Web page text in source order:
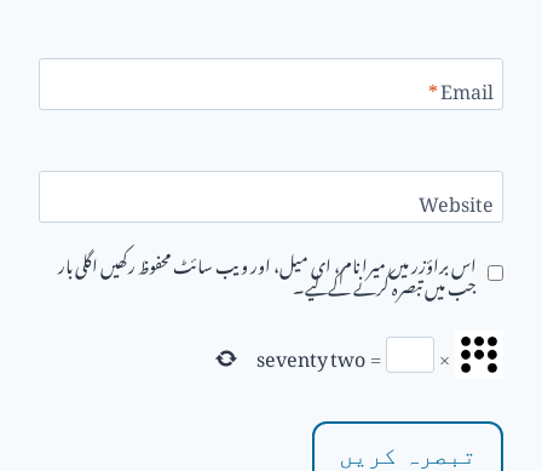
Email
*
Website
اس براؤزر میں میرا نام، ای میل، اور ویب سائٹ محفوظ رکھیں اگلی بار
جب میں تبصرہ کرنے کےلیے۔
×
=
seventy two